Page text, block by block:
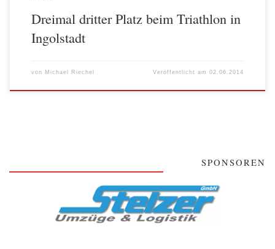
Dreimal dritter Platz beim Triathlon in
Ingolstadt
von Michael Riechel Veröffentlicht am02.06.2014
SPONSOREN